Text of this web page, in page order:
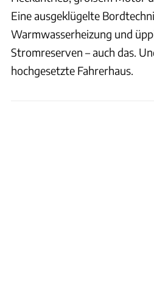
Eine ausgeklügelte
Warmwasserheizung und
Stromreserven – auch das.
hochgesetzte Fahrerhaus.